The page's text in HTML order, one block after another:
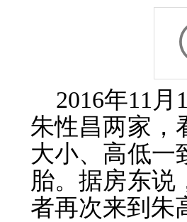
2016年11
朱性昌两家，
大小、高低一
胎。据房东说
者再次来到朱